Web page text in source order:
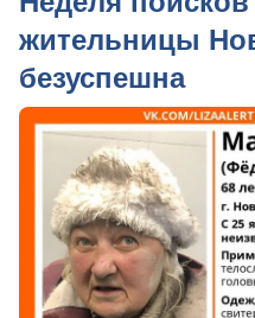
жительницы
безуспешна